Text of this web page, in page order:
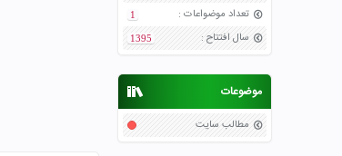
تعداد موضواعات :
1
سال افتتاح :
1395
موضوعات
مطالب سایت